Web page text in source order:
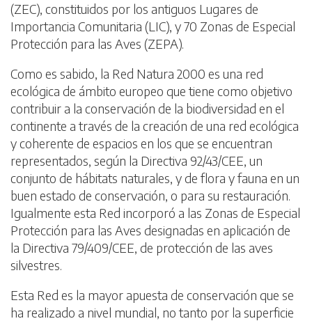
(ZEC), constituidos por los antiguos Lugares de
Importancia Comunitaria (LIC), y 70 Zonas de Especial
Protección para las Aves (ZEPA).
Como es sabido, la Red Natura 2000 es una red
ecológica de ámbito europeo que tiene como objetivo
contribuir a la conservación de la biodiversidad en el
continente a través de la creación de una red ecológica
y coherente de espacios en los que se encuentran
representados, según la Directiva 92/43/CEE, un
conjunto de hábitats naturales, y de flora y fauna en un
buen estado de conservación, o para su restauración.
Igualmente esta Red incorporó a las Zonas de Especial
Protección para las Aves designadas en aplicación de
la Directiva 79/409/CEE, de protección de las aves
silvestres.
Esta Red es la mayor apuesta de conservación que se
ha realizado a nivel mundial, no tanto por la superficie